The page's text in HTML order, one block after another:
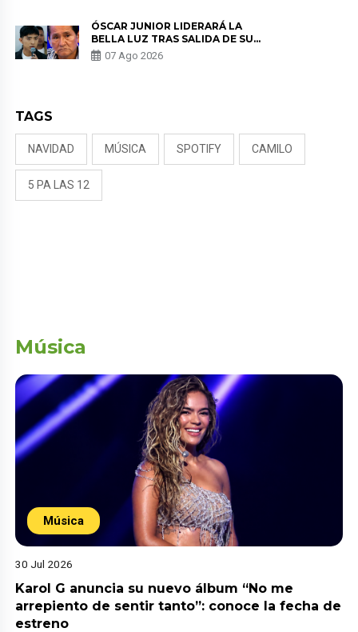
ÓSCAR JUNIOR LIDERARÁ LA
BELLA LUZ TRAS SALIDA DE SU
PADRE POR POLÉMICA CON
NALDY SALDAÑA
07 Ago 2026
TAGS
NAVIDAD MÚSICA SPOTIFY CAMILO
5 PA LAS 12
Música
Música
30 Jul 2026
Karol G anuncia su nuevo álbum “No me
arrepiento de sentir tanto”: conoce la fecha de
estreno